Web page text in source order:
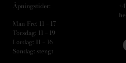
Åpningstider:
Man-Fre: 11 – 17
Torsdag: 11 – 19
Lørdag: 11 – 16
Søndag: stengt